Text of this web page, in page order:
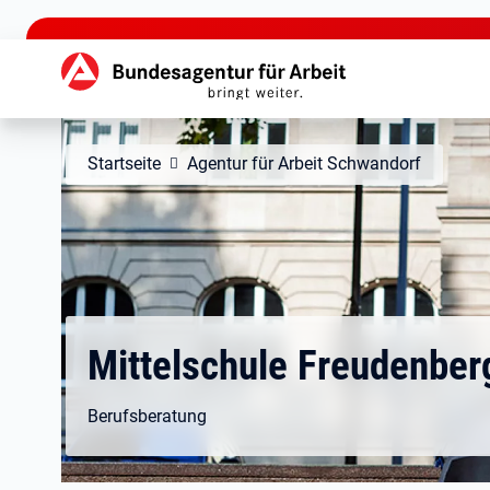
zu den Hauptinhalten springen
Hauptnavigation
Startseite Agentur für Arbeit Schwandorf
Mittelschule
Berufsberatung